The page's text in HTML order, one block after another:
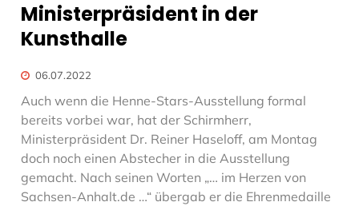
Ministerpräsident in der
Kunsthalle
06.07.2022
Auch wenn die Henne-Stars-Ausstellung formal
bereits vorbei war, hat der Schirmherr,
Ministerpräsident Dr. Reiner Haseloff, am Montag
doch noch einen Abstecher in die Ausstellung
gemacht. Nach seinen Worten „… im Herzen von
Sachsen-Anhalt.de …“ übergab er die Ehrenmedaille